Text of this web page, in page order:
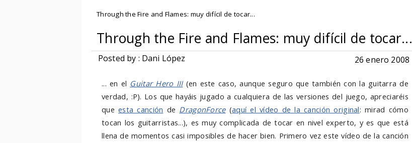
Through the Fire and Flames: muy difícil de tocar...
Through the Fire and Flames: muy difícil de tocar...
Posted by : Dani López 26 enero 2008
... en el Guitar Hero III(en este caso, aunque seguro que también con la guitarra de
verdad, :P). Los que hayáis jugado a cualquiera de las versiones del juego, apreciaréis
queesta canción de DragonForce(aquí el vídeo de la canción original: mirad cómo
tocan los guitarristas...), es muy complicada de tocar en nivel experto, y es que está
llena de momentos casi imposibles de hacer bien. Primero vez este vídeo de la canción